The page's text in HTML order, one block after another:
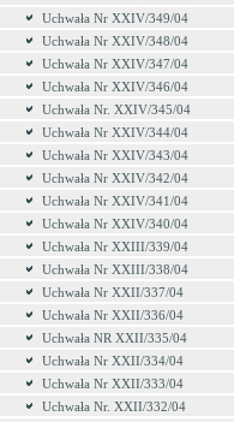
Uchwała Nr XXIV/349/04
Uchwała Nr XXIV/348/04
Uchwała Nr XXIV/347/04
Uchwała Nr XXIV/346/04
Uchwała Nr. XXIV/345/04
Uchwała Nr XXIV/344/04
Uchwała Nr XXIV/343/04
Uchwała Nr XXIV/342/04
Uchwała Nr XXIV/341/04
Uchwała Nr XXIV/340/04
Uchwała Nr XXIII/339/04
Uchwała Nr XXIII/338/04
Uchwała Nr XXII/337/04
Uchwała Nr XXII/336/04
Uchwała NR XXII/335/04
Uchwała Nr XXII/334/04
Uchwała Nr XXII/333/04
Uchwała Nr. XXII/332/04